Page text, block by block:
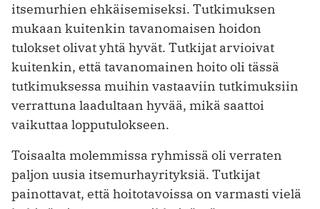
itsemurhien ehkäisemiseksi. Tutkimuksen
mukaan kuitenkin tavanomaisen hoidon
tulokset olivat yhtä hyvät. Tutkijat arvioivat
kuitenkin, että tavanomainen hoito oli tässä
tutkimuksessa muihin vastaaviin tutkimuksiin
verrattuna laadultaan hyvää, mikä saattoi
vaikuttaa lopputulokseen.
Toisaalta molemmissa ryhmissä oli verraten
paljon uusia itsemurhayrityksiä. Tutkijat
painottavat, että hoitotavoissa on varmasti vielä